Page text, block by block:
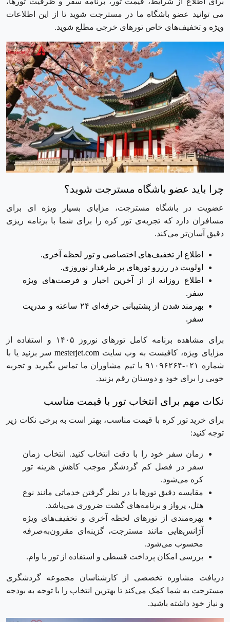
می توانید عضو باشگاه ما در مسترجت شوید تا از این اطلاعات
ویژه و تخفیف‌های خاص تور‌های خرجی مطلع شوید.
چرا باید عضو باشگاه مسترجت شوید؟
عضویت در باشگاه مسترجت، مزایای بسیار ویژه ای برای
مسافران دارد که تجربه‌ی تور کره را برای شما با برنامه ریزی
دقیق آسان‌تر می‌کند.
اطلاع از تخفیف‌های اختصاصی و تور لحظه آخری.
اولویت در رزرو تور‌های پر طرفدار نوروزی.
اطلاع روزانه از از آخرین اخبار و فرصت‌های ویژه
سفر.
بهرمند شدن از پشتیبانی حر‌فه‌ای ۲۴ ساعته و مدریت
سفر.
برای مشاهده برنامه کامل تورهای نوروز ۱۴۰۵ و استفاده از
مزایای ویژه، کافیست به وب ‌سایتmesterjet.com سر بزنید یا با
شماره ۰۲۱-۹۱۰۹۶۲۶۴ با تیم مشاوران ما تماس بگیرید و تجربه
خوبی را برای خود و دوستان رقم بزنید.
نکات مهم برای انتخاب تور با قیمت مناسب
برای خرید تور کره با قیمت مناسب، بهتر است به برخی نکات زیر
توجه کنید:
زمان سفر خود را با دقت انتخاب کنید. انتخاب زمان
سفر در فصل کم گردشگر موجب کاهش هزینه تور
کره می‌شود.
مقایسه دقیق تورها با در نظر گرفتن خدماتی مانند نوع
هتل، پرواز و برنامه‌های گشت ضروری می‌باشد.
بهره‌مندی از تورهای لحظه آخری و تخفیف‌های ویژه
آژانس‌هایی مانند مسترجت، گزینه‌ای مقرون‌به‌صرفه
محسوب می‌شود.
بررسی امکان پرداخت قسطی و استفاده از تور با وام.
دریافت مشاوره تخصصی از کارشناسان مجموعه گردشگری
مسترجت به شما کمک می‌کند تا بهترین انتخاب را با توجه به بودجه
و نیاز خود داشته باشید.